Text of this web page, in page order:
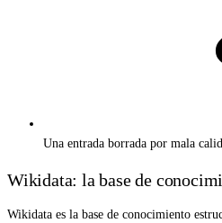
Una entrada borrada por mala
Wikidata: la base de
Wikidata es la base de conocimiento